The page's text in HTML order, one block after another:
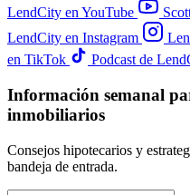
LendCity en YouTube
LendCity en Instagram
en TikTok
Podcast de
Información semanal
inmobiliarios
Consejos hipotecarios y
bandeja de entrada.